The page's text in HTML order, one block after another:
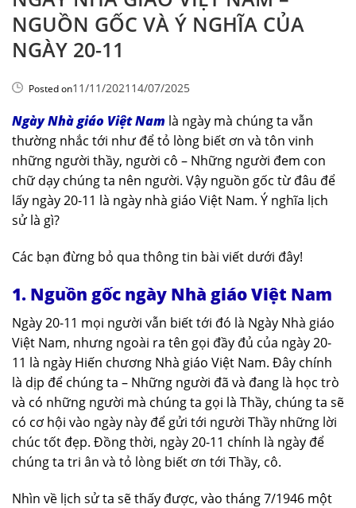
NGUỒN GỐC VÀ Ý NGHĨA CỦA
NGÀY 20-11
Posted on11/11/2021 14/07/2025
Ngày Nhà giáo Việt Nam là ngày mà chúng ta vẫn
thường nhắc tới như để tỏ lòng biết ơn và tôn vinh
những người thầy, người cô – Những người đem con
chữ dạy chúng ta nên người. Vậy nguồn gốc từ đâu để
lấy ngày 20-11 là ngày nhà giáo Việt Nam. Ý nghĩa lịch
sử là gì?
Các bạn đừng bỏ qua thông tin bài viết dưới đây!
1. Nguồn gốc ngày Nhà giáo Việt Nam
Ngày 20-11 mọi người vẫn biết tới đó là Ngày Nhà giáo
Việt Nam, nhưng ngoài ra tên gọi đầy đủ của ngày 20-
11 là ngày Hiến chương Nhà giáo Việt Nam. Đây chính
là dịp để chúng ta – Những người đã và đang là học trò
và có những người mà chúng ta gọi là Thầy, chúng ta sẽ
có cơ hội vào ngày này để gửi tới người Thầy những lời
chúc tốt đẹp. Đồng thời, ngày 20-11 chính là ngày để
chúng ta tri ân và tỏ lòng biết ơn tới Thầy, cô.
Nhìn về lịch sử ta sẽ thấy được, vào tháng 7/1946 một